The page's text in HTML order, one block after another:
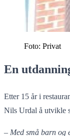
Foto: Privat
En
Etter 15 år i
Nils Urdal å utvikle
– Med små barn og